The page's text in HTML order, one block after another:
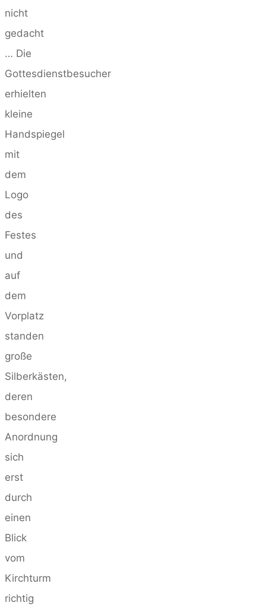
nicht
gedacht
… Die
Gottesdienstbesucher
erhielten
kleine
Handspiegel
mit
dem
Logo
des
Festes
und
auf
dem
Vorplatz
standen
große
Silberkästen,
deren
besondere
Anordnung
sich
erst
durch
einen
Blick
vom
Kirchturm
richtig